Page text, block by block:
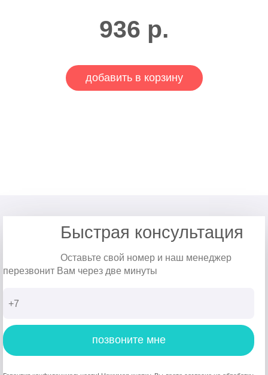
936 р.
добавить в корзину
Быстрая консультация
Оставьте свой номер и наш менеджер
перезвонит Вам через две минуты
позвоните мне